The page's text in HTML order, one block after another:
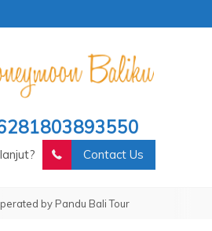
Contact Us
by Pandu Bali Tour